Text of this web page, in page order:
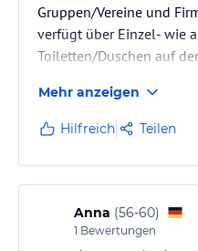
Gruppen/Vereine und
verfügt über Einzel- wie
Toiletten/Duschen auf
aufdringlich angeboten.
Mehr anzeigen
Hilfreich Teilen
Anna (56-60)
1 Bewertungen